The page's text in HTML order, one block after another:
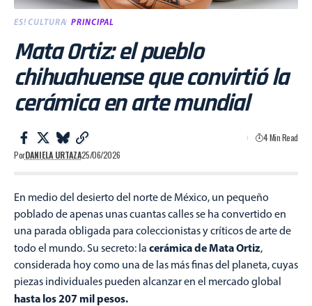
ES! CULTURA PRINCIPAL
Mata Ortiz: el pueblo
chihuahuense que convirtió la
cerámica en arte mundial
PorDANIELA URTAZA25/06/2026
4 Min Read
En medio del desierto del norte de México, un pequeño
poblado de apenas unas cuantas calles se ha convertido en
una parada obligada para coleccionistas y críticos de arte de
todo el mundo. Su secreto: la cerámicade Mata Ortiz,
considerada hoy como una de las más finas del planeta, cuyas
piezas individuales pueden alcanzar en el mercado global
hasta los 207 mil pesos.